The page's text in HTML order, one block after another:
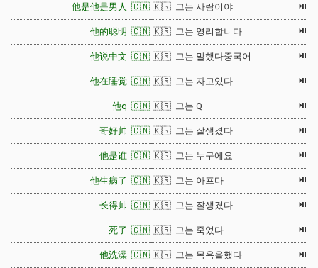
他是他是男人 🇨🇳 🇰🇷 그는 사람이야 ⏯
他的聪明 🇨🇳 🇰🇷 그는 영리합니다 ⏯
他说中文 🇨🇳 🇰🇷 그는 말했다중국어 ⏯
他在睡觉 🇨🇳 🇰🇷 그는 자고있다 ⏯
他q 🇨🇳 🇰🇷 그는 Q ⏯
哥好帅 🇨🇳 🇰🇷 그는 잘생겼다 ⏯
他是谁 🇨🇳 🇰🇷 그는 누구에요 ⏯
他生病了 🇨🇳 🇰🇷 그는 아프다 ⏯
长得帅 🇨🇳 🇰🇷 그는 잘생겼다 ⏯
死了 🇨🇳 🇰🇷 그는 죽었다 ⏯
他洗澡 🇨🇳 🇰🇷 그는 목욕을했다 ⏯